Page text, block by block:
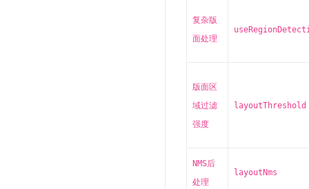
复杂版
面处理
版面区
域过滤
强度
layoutThreshold
NMS后
处理
layoutNms